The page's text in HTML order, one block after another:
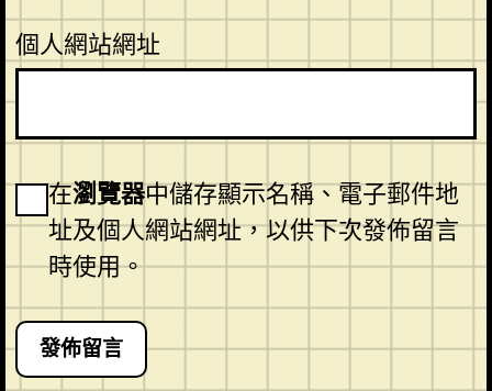
個人網站網址
在瀏覽器中儲存顯示名稱、電子郵件地
址及個人網站網址，以供下次發佈留言
時使用。